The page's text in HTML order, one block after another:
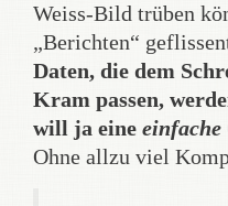
Weiss-Bild trüben
„Berichten“
Daten, die dem
Kram passen,
will ja eine einfache
Ohne allzu viel